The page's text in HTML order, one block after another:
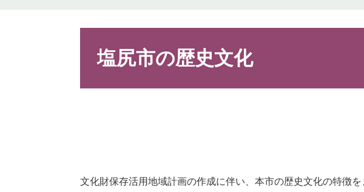
塩尻市の歴史文化
文化財保存活用地域計画の作成に伴い、本市の歴史文化の特徴を